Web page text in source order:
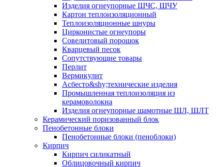
Изделия огнеупорные ШЧС, ШЧУ
Картон теплоизоляционный
Теплоизоляционные шнуры
Цирконистые огнеупоры
Совелитовый порошок
Кварцевый песок
Сопутствующие товары
Перлит
Вермикулит
Асбесто&shy;технические изделия
Промышленная теплоизоляция из
керамоволокна
Изделия огнеупорные шамотные ШЛ, ШЛТ
Керамический поризованный блок
Пенобетонные блоки
Пенобетонные блоки (пеноблоки)
Кирпич
Кирпич силикатный
Облицовочный кирпич